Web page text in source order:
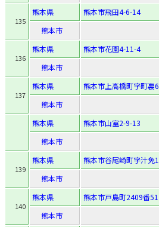
135
熊本県
熊本市飛田4-6-14
熊本市
136
熊本県
熊本市花園4-11-4
熊本市
137
熊本県
熊本市上高橋町字町裏
熊本市
熊本県
熊本市山室2-9-13
熊本市
139
熊本県
熊本市谷尾崎町字汁免
熊本市
140
熊本県
熊本市戸島町2409番51
熊本市